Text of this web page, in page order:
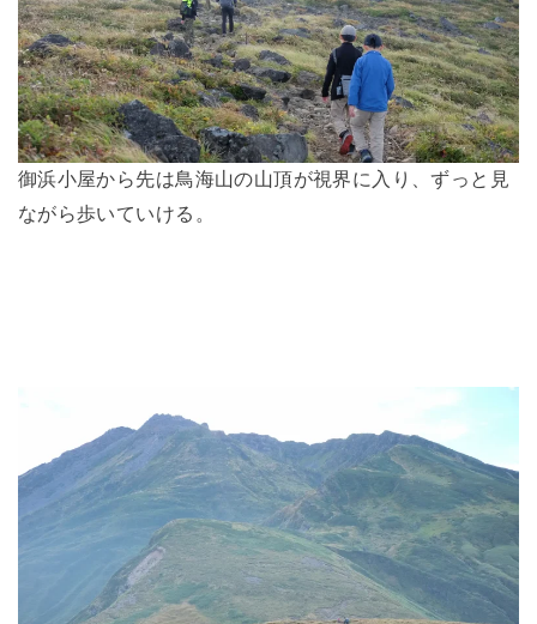
御浜小屋から先は鳥海山の山頂が視界に入り、ずっと見
ながら歩いていける。